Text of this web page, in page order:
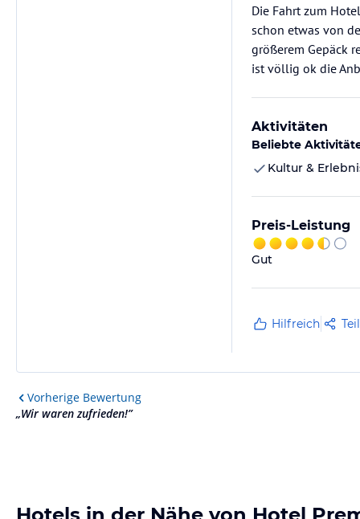
Die Fahrt zum
schon etwas von
größerem Gepäck
ist völlig ok die
Aktivitäten
Beliebte
Kultur &
Preis-Leistung
Gut
Hilfreich
Vorherige Bewertung
„Wir waren zufrieden!”